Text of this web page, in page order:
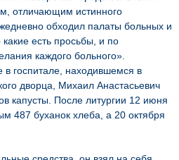
отличающим истинного
обходил палаты больных и
есть просьбы, и по
каждого больного».
в госпитале, находившемся в
дворца, Михаил Анастасьевич
капусты. После литургии 12 июня
487 буханок хлеба, а 20 октября